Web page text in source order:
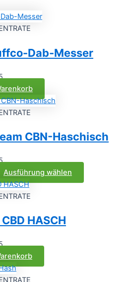
Dab-Messer
CBN-Haschisch
Ausführung wählen
Produkt
HASCH